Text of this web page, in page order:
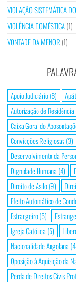
VIOLAÇÃO SISTEMÁTICA
VIOLÊNCIA DOMÉSTICA(1)
VONTADE DA MENOR (1)
Apoio Judiciário(6)
Autorização de
Caixa Geral de
Convicções Religiosas(3)
Desenvolvimento da
Dignidade Humana (4)
Direito de Asilo(9)
Efeito Automático de
Estrangeiro(5)
Igreja Católica (5)
Nacionalidade Angolana
Oposição à Aquisição da
Perda de Direitos Civis